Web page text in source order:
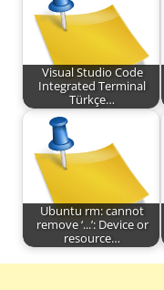
Visual Studio Code
Integrated Terminal
Türkçe…
Ubuntu rm: cannot
remove ‘...’: Device or
resource…